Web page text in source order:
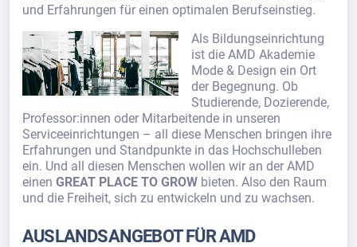
und Erfahrungen für einen optimalen Berufseinstieg.
Als Bildungseinrichtung
ist die AMD Akademie
Mode & Design ein Ort
der Begegnung. Ob
Studierende, Dozierende,
Professor:innen oder Mitarbeitende in unseren
Serviceeinrichtungen – all diese Menschen bringen ihre
Erfahrungen und Standpunkte in das Hochschulleben
ein. Und all diesen Menschen wollen wir an der AMD
einen GREAT PLACE TO GROW bieten. Also den Raum
und die Freiheit, sich zu entwickeln und zu wachsen.
AUSLANDSANGEBOT FÜR AMD